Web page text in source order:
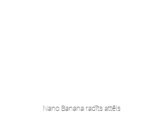
Nano Banana radīts attēls